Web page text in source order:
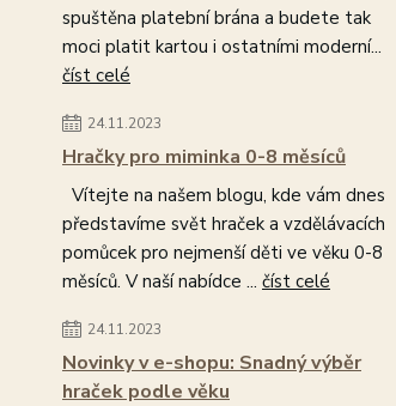
spuštěna platební brána a budete tak
moci platit kartou i ostatními moderní...
číst celé
24.11.2023
Hračky pro miminka 0-8 měsíců
Vítejte na našem blogu, kde vám dnes
představíme svět hraček a vzdělávacích
pomůcek pro nejmenší děti ve věku 0-8
měsíců. V naší nabídce ... číst celé
24.11.2023
Novinky v e-shopu: Snadný výběr
hraček podle věku